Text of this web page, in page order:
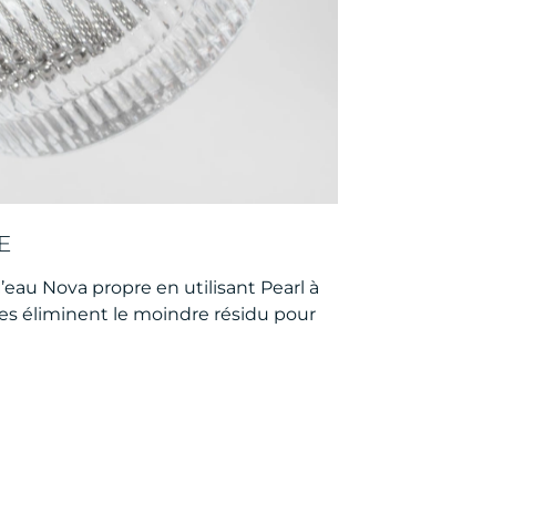
Nova propre en utilisant Pearl à
éliminent le moindre résidu pour